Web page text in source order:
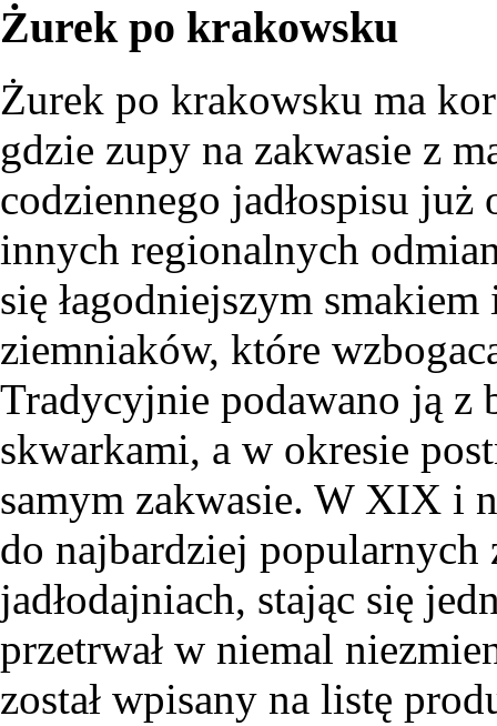
Żurek po krakowsku
Żurek po krakowsku ma
gdzie zupy na zakwasie z
codziennego jadłospisu
innych regionalnych
się łagodniejszym
ziemniaków, które
Tradycyjnie podawano ją z
skwarkami, a w okresie
samym zakwasie. W XIX i
do najbardziej
jadłodajniach, stając się
przetrwał w niemal
został wpisany na listę